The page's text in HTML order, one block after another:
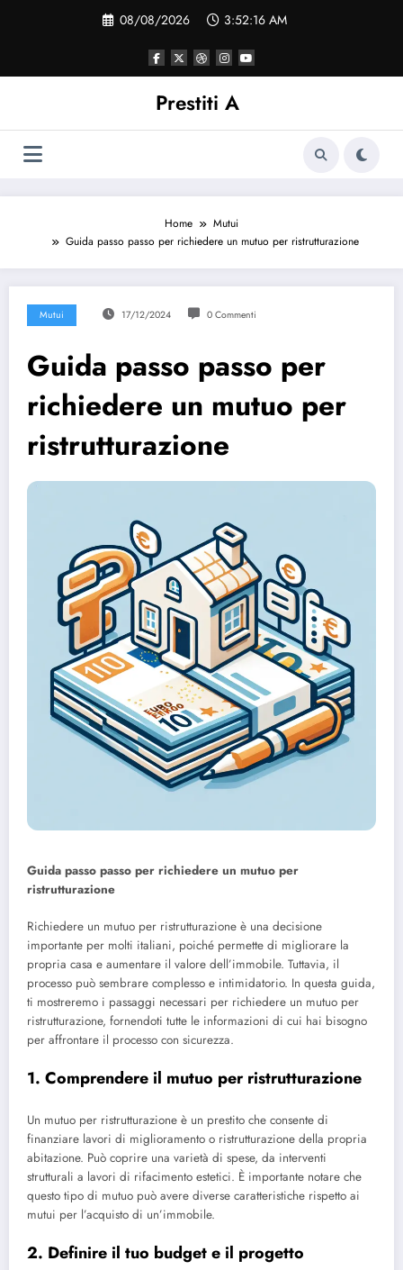
08/08/2026 3:52:17 AM
Prestiti A
Home
Mutui
Guida passo passo per richiedere un mutuo per ristrutturazione
Mutui 17/12/2024 0 Commenti
Guida passo passo per
richiedere un mutuo per
ristrutturazione
Guida passo passo per richiedere un mutuo per
ristrutturazione
Richiedere un mutuo per ristrutturazione è una decisione
importante per molti italiani, poiché permette di migliorare la
propria casa e aumentare il valore dell’immobile. Tuttavia, il
processo può sembrare complesso e intimidatorio. In questa guida,
ti mostreremo i passaggi necessari per richiedere un mutuo per
ristrutturazione, fornendoti tutte le informazioni di cui hai bisogno
per affrontare il processo con sicurezza.
1. Comprendere il mutuo per ristrutturazione
Un mutuo per ristrutturazione è un prestito che consente di
finanziare lavori di miglioramento o ristrutturazione della propria
abitazione. Può coprire una varietà di spese, da interventi
strutturali a lavori di rifacimento estetici. È importante notare che
questo tipo di mutuo può avere diverse caratteristiche rispetto ai
mutui per l’acquisto di un’immobile.
2. Definire il tuo budget e il progetto